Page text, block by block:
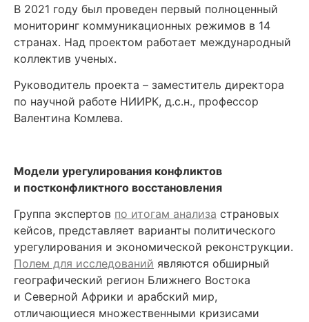
В 2021 году был проведен первый полноценный
мониторинг коммуникационных режимов в 14
странах. Над проектом работает международный
коллектив ученых.
Руководитель проекта – заместитель директора
по научной работе НИИРК, д.с.н., профессор
Валентина Комлева.
Модели урегулирования конфликтов
и постконфликтного восстановления
Группа экспертов по итогам анализа страновых
кейсов, представляет варианты политического
урегулирования и экономической реконструкции.
Полем для исследований являются обширный
географический регион Ближнего Востока
и Северной Африки и арабский мир,
отличающиеся множественными кризисами